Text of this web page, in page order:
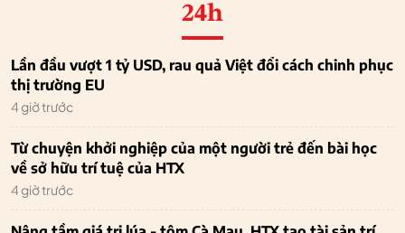
24h
Lần đầu vượt 1 tỷ USD, rau quả Việt đổi cách chinh phục
thị trường EU
4 giờ trước
Từ chuyện khởi nghiệp của một người trẻ đến bài học
về sở hữu trí tuệ của HTX
4 giờ trước